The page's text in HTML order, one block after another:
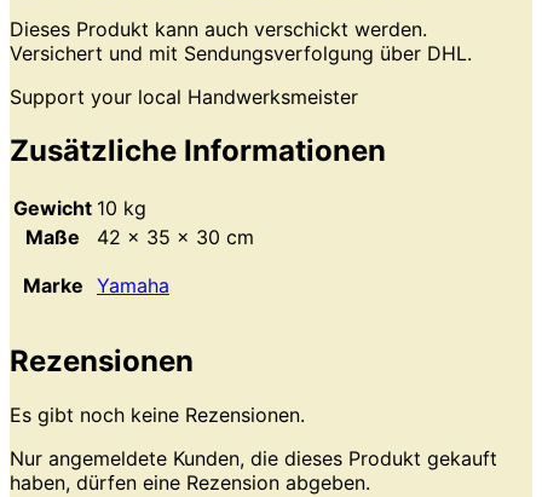
Dieses Produkt kann auch verschickt werden.
Versichert und mit Sendungsverfolgung über DHL.
Support your local Handwerksmeister
Zusätzliche Informationen
Gewicht 10 kg
Maße
42 × 35 × 30 cm
Marke Yamaha
Rezensionen
Es gibt noch keine Rezensionen.
Nur angemeldete Kunden, die dieses Produkt gekauft
haben, dürfen eine Rezension abgeben.